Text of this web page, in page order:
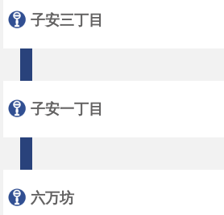
子安三丁目
子安一丁目
六万坊